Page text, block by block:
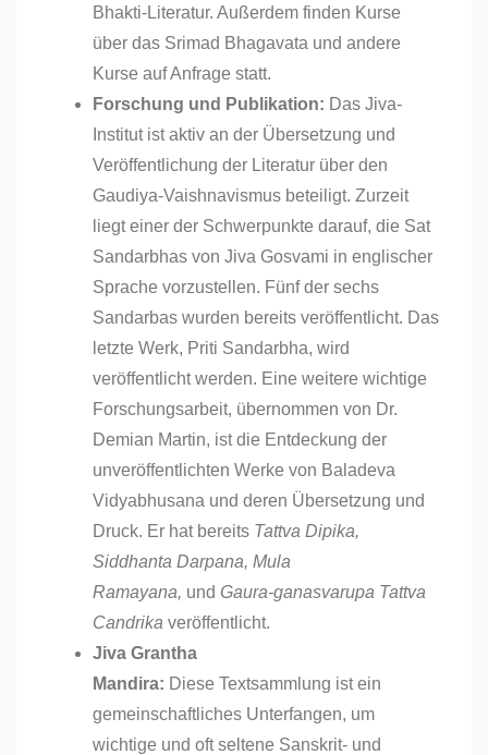
Bhakti-Literatur. Außerdem finden Kurse
über das Srimad Bhagavata und andere
Kurse auf Anfrage statt.
Forschung und Publikation: Das Jiva-
Institut ist aktiv an der Übersetzung und
Veröffentlichung der Literatur über den
Gaudiya-Vaishnavismus beteiligt. Zurzeit
liegt einer der Schwerpunkte darauf, die Sat
Sandarbhas von Jiva Gosvami in englischer
Sprache vorzustellen. Fünf der sechs
Sandarbas wurden bereits veröffentlicht. Das
letzte Werk, Priti Sandarbha, wird
veröffentlicht werden. Eine weitere wichtige
Forschungsarbeit, übernommen von Dr.
Demian Martin, ist die Entdeckung der
unveröffentlichten Werke von Baladeva
Vidyabhusana und deren Übersetzung und
Druck. Er hat bereits Tattva Dipika,
Siddhanta Darpana, Mula
Ramayana, und Gaura-ganasvarupa Tattva
Candrika veröffentlicht.
Jiva Grantha
Mandira: Diese Textsammlung ist ein
gemeinschaftliches Unterfangen, um
wichtige und oft seltene Sanskrit- und